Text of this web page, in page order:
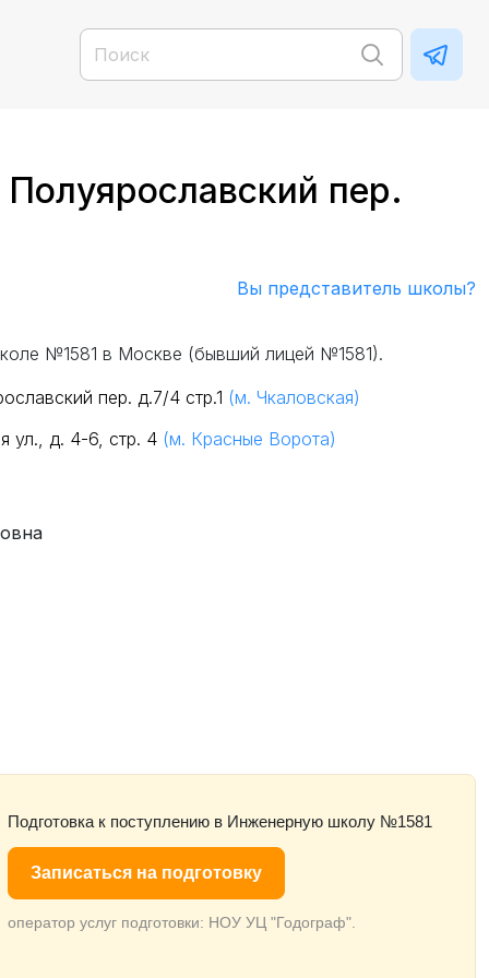
пер.
Вы представитель школы?
№1581 в Москве (бывший лицей №1581).
пер. д.7/4 стр.1 (м. Чкаловская)
ул., д. 4-6, стр. 4 (м. Красные Ворота)
Подготовка к поступлению в Инженерную школу №1581
Записаться на подготовку
оператор услуг подготовки: НОУ УЦ "Годограф".